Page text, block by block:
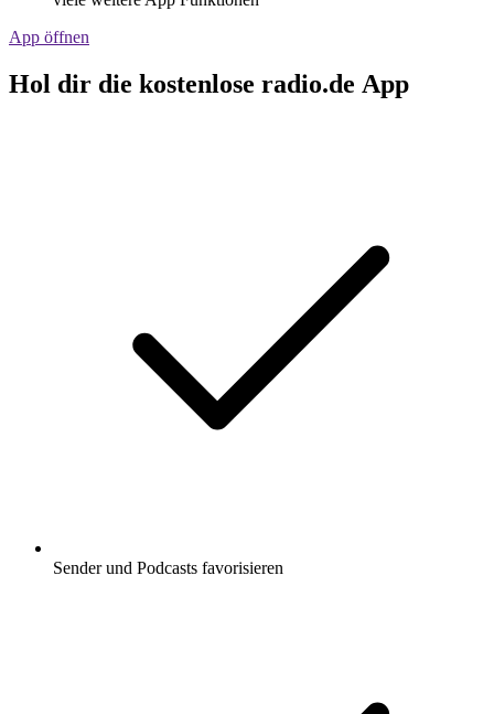
App öffnen
Hol dir die kostenlose radio.de App
Sender und Podcasts favorisieren